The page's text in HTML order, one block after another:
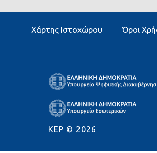
Χάρτης Ιστοχώρου Όροι
KEP © 2026